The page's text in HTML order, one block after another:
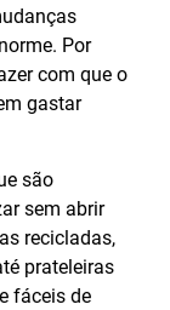
Por
com que o
gastar
são
sem abrir
recicladas,
prateleiras
fáceis de